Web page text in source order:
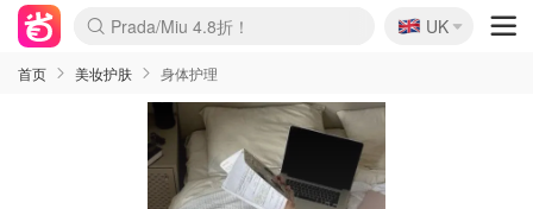
麦卢卡蜂蜜夏促！个位数！
Prada/Miu 4.8折！
啥？必胜客披萨5折！
🇬🇧
UK
首页 美妆护肤 身体护理